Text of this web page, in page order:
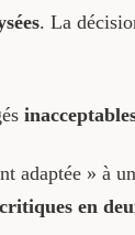
. La
adaptée » à
en